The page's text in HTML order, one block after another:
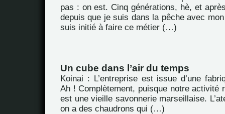
pas : on est. Cinq générations, hè, et
depuis que je suis dans la pêche avec
suis initié à faire ce métier (…)
Un cube dans l’air du temps
Koinai : L’entreprise est issue d’une
Ah ! Complètement, puisque notre activité
est une vieille savonnerie marseillaise.
on a des chaudrons qui (…)